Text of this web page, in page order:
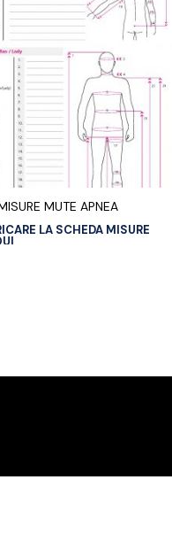
MUTE APNEA
LA SCHEDA MISURE